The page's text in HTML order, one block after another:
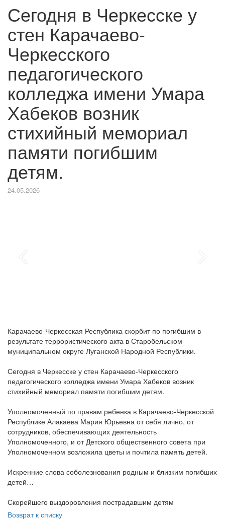
Сегодня в Черкесске у
стен Карачаево-
Черкесского
педагогического
колледжа имени Умара
Хабеков возник
стихийный мемориал
памяти погибшим
детям.
24.05.2026
Карачаево-Черкесская Республика скорбит по погибшим в
результате террористического акта в Старобельском
муниципальном округе Луганской Народной Республики.
Сегодня в Черкесске у стен Карачаево-Черкесского
педагогического колледжа имени Умара Хабеков возник
стихийный мемориал памяти погибшим детям.
Уполномоченный по правам ребенка в Карачаево-Черкесской
Республике Алакаева Мария Юрьевна от себя лично, от
сотрудников, обеспечивающих деятельность
Уполномоченного, и от Детского общественного совета при
Уполномоченном возложила цветы и почтила память детей.
Искренние слова соболезнования родным и близким погибших
детей…
Скорейшего выздоровления пострадавшим детям
Возврат к списку